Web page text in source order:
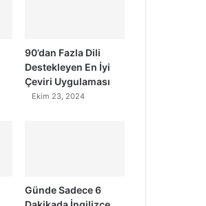
90’dan Fazla Dili
Destekleyen En İyi
Çeviri Uygulaması
Ekim 23, 2024
Günde Sadece 6